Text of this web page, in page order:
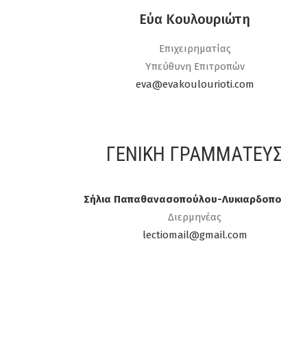
Εύα Κουλουριώτη
Επιχειρηματίας
Υπεύθυνη Επιτροπών
eva@evakoulourioti.com
ΓΕΝΙΚΉ
Σήλια Παπαθανασοπούλου-
Διερμηνέας
lectiomail@gmail.com